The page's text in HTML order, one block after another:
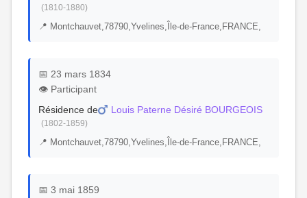
(1810-1880)
📍 Montchauvet,78790,Yvelines,Île-de-France,FRANCE,
📅 23 mars 1834
👁️ Participant
Résidence de
Louis Paterne Désiré BOURGEOIS
(1802-1859)
📍 Montchauvet,78790,Yvelines,Île-de-France,FRANCE,
📅 3 mai 1859